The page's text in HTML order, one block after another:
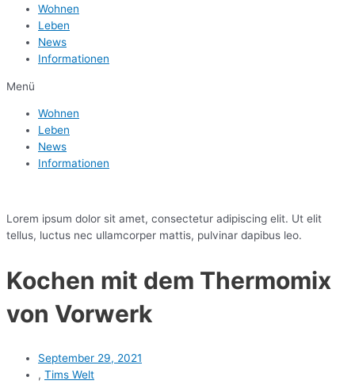
Wohnen
Leben
News
Informationen
Menü
Wohnen
Leben
News
Informationen
Lorem ipsum dolor sit amet, consectetur adipiscing elit. Ut elit
tellus, luctus nec ullamcorper mattis, pulvinar dapibus leo.
Kochen mit dem Thermomix
von Vorwerk
September 29, 2021
, Tims Welt